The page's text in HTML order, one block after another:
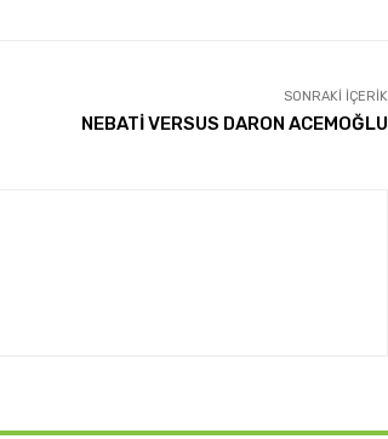
SONRAKI İÇERIK
NEBATİ VERSUS DARON ACEMOĞLU